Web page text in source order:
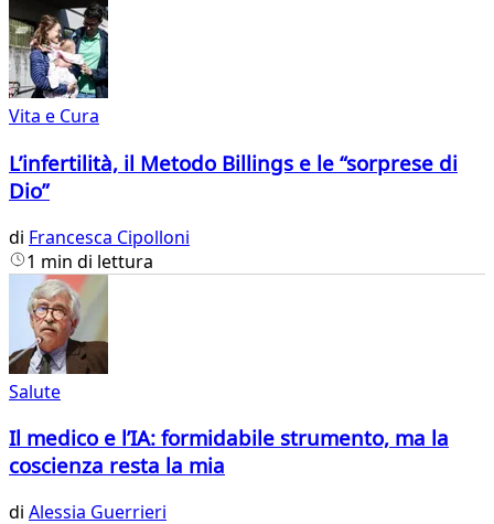
Vita e Cura
L’infertilità, il Metodo Billings e le “sorprese di
Dio”
di Francesca Cipolloni
1 min di lettura
Salute
Il medico e l’IA: formidabile strumento, ma la
coscienza resta la mia
di Alessia Guerrieri